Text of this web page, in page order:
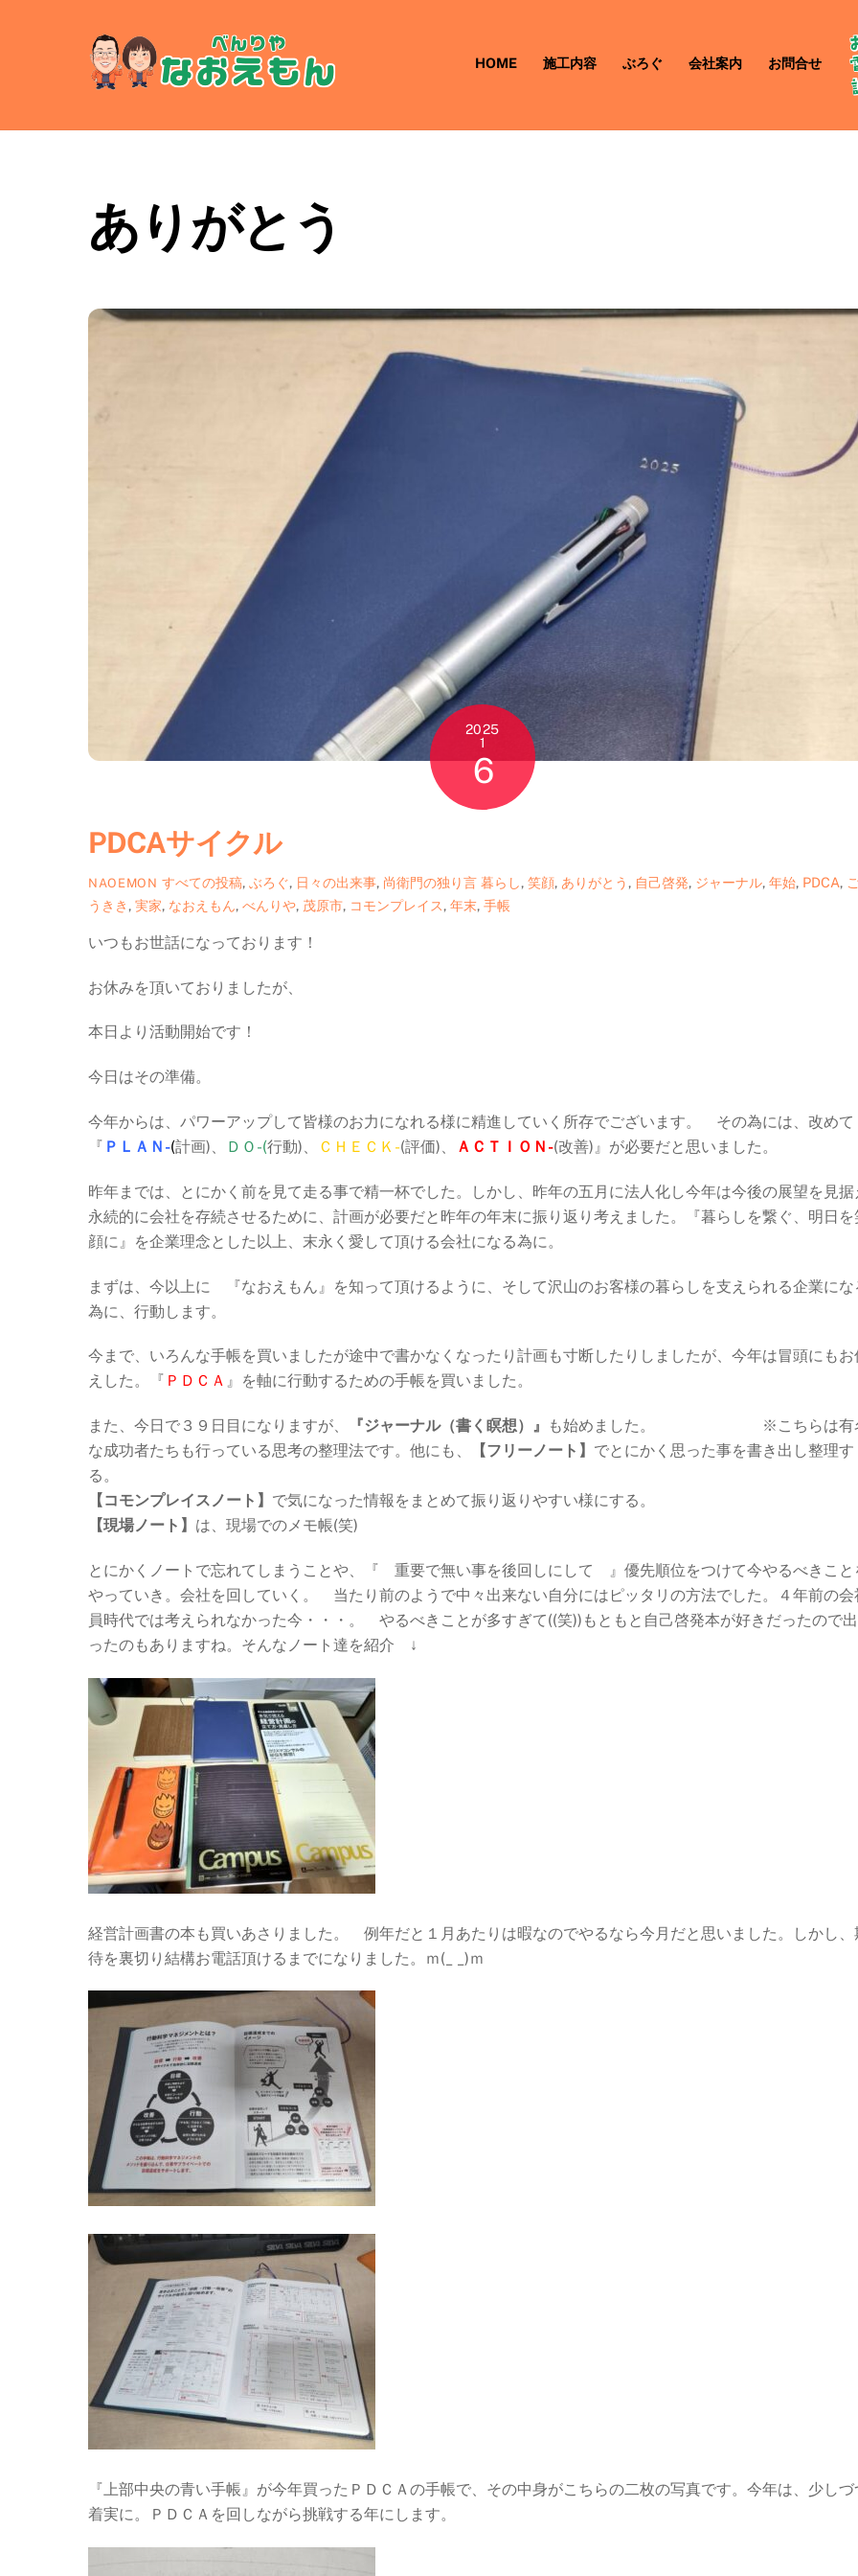
HOME 施工内容 ぶろぐ 会社案内 お問合せ
ありがとう
2025
1
6
PDCAサイクル
NAOEMON すべての投稿, ぶろぐ, 日々の出来事, 尚衛門の独り言 暮らし, 笑顔, ありがとう, 自己啓発, ジャーナル, 年始, PDCA,
うきき, 実家, なおえもん, べんりや, 茂原市, コモンプレイス, 年末, 手帳
いつもお世話になっております！
お休みを頂いておりましたが、
本日より活動開始です！
今日はその準備。
今年からは、パワーアップして皆様のお力になれる様に精進していく所存でございます。 その為には、改めて
『 ＰＬＡＮ-(計画)、 ＤＯ-(行動)、 ＣＨＥＣＫ-(評価)、 ＡＣＴＩＯＮ-(改善)』が必要だと思いました。
昨年までは、とにかく前を見て走る事で精一杯でした。しかし、昨年の五月に法人化し今年は今後の展望を見据
永続的に会社を存続させるために、計画が必要だと昨年の年末に振り返り考えました。『暮らしを繋ぐ、明日を
顔に』を企業理念とした以上、末永く愛して頂ける会社になる為に。
まずは、今以上に 『なおえもん』を知って頂けるように、そして沢山のお客様の暮らしを支えられる企業にな
為に、行動します。
今まで、いろんな手帳を買いましたが途中で書かなくなったり計画も寸断したりしましたが、今年は冒頭にもお
えした。
『 ＰＤＣＡ 』 を軸に行動するための手帳を買いました。
また、今日で３９日目になりますが、 『ジャーナル（書く瞑想）』
も始めました。 ※こちらは有
な成功者たちも行っている思考の整理法です。他にも、
【フリーノート】 でとにかく思った事を書き出し整理す
る。
【コモンプレイスノート】 で気になった情報をまとめて振り返りやすい様にする。
【現場ノート】 は、現場でのメモ帳(笑)
とにかくノートで忘れてしまうことや、『 重要で無い事を後回しにして 』優先順位をつけて今やるべきこと
やっていき。会社を回していく。 当たり前のようで中々出来ない自分にはピッタリの方法でした。４年前の会
員時代では考えられなかった今・・・。 やるべきことが多すぎて((笑))もともと自己啓発本が好きだったので
ったのもありますね。そんなノート達を紹介 ↓
経営計画書の本も買いあさりました。 例年だと１月あたりは暇なのでやるなら今月だと思いました。しかし、
待を裏切り結構お電話頂けるまでになりました。ｍ(_ _)ｍ
『上部中央の青い手帳』が今年買ったＰＤＣＡの手帳で、その中身がこちらの二枚の写真です。今年は、少しづ
着実に。ＰＤＣＡを回しながら挑戦する年にします。